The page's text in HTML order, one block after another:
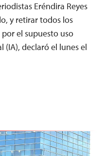
Eréndira Reyes
y retirar todos los
el supuesto uso
declaró el lunes el